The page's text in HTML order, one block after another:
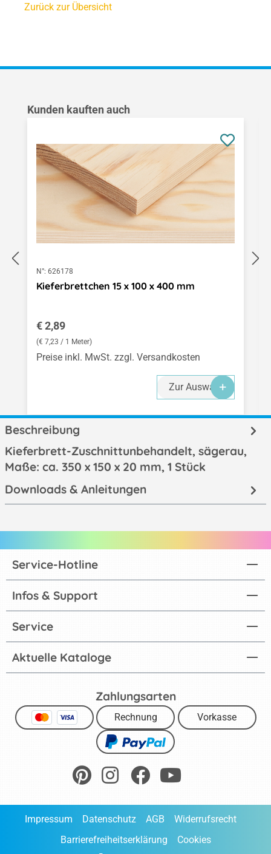
Zurück zur Übersicht
Produktgalerie überspringen
Kunden kauften auch
N°: 626178
Kieferbrettchen 15 x 100 x 400 mm
Regulärer Preis:
€ 2,89
(€ 7,23 / 1 Meter)
Preise inkl. MwSt. zzgl. Versandkosten
Zur Auswahl
Beschreibung
Kieferbrett-Zuschnittunbehandelt, sägerau,
Maße: ca. 350 x 150 x 20 mm, 1 Stück
Downloads & Anleitungen
Aktuelle Kataloge
Service-Hotline
Infos & Support
Service
Zahlungsarten
Rechnung Vorkasse
Impressum Datenschutz AGB
Widerrufsrecht
Barrierefreiheitserklärung
Cookies